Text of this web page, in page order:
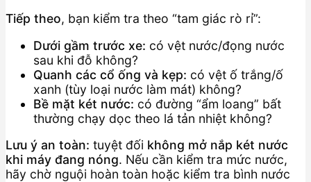
Tiếp theo, bạn kiểm tra theo “tam giác rò rỉ”:
Dưới gầm trước xe: có vệt nước/đọng nước
sau khi đỗ không?
Quanh các cổ ống và kẹp: có vệt ố trắng/ố
xanh (tùy loại nước làm mát) không?
Bề mặt két nước: có đường “ẩm loang” bất
thường chạy dọc theo lá tản nhiệt không?
Lưu ý an toàn: tuyệt đối không mở nắp két nước
khi máy đang nóng. Nếu cần kiểm tra mức nước,
hãy chờ nguội hoàn toàn hoặc kiểm tra bình nước